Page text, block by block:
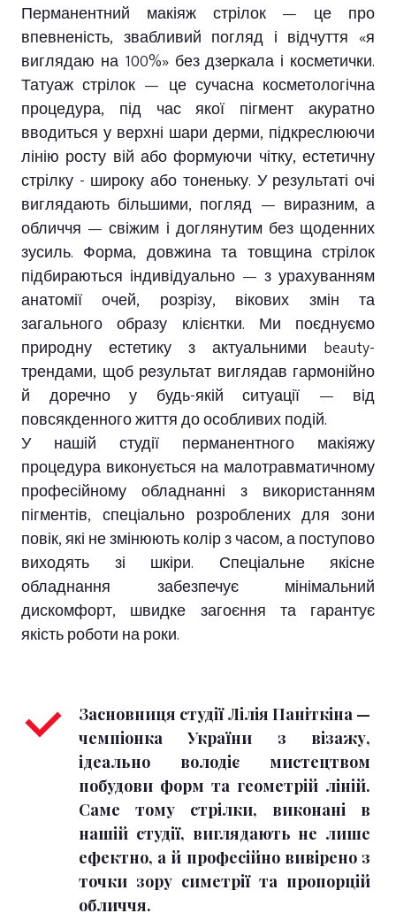
Перманентний макіяж стрілок — це про
впевненість, звабливий погляд і відчуття «я
виглядаю на 100%» без дзеркала і косметички.
Татуаж стрілок — це сучасна косметологічна
процедура, під час якої пігмент акуратно
вводиться у верхні шари дерми, підкреслюючи
лінію росту вій або формуючи чітку, естетичну
стрілку - широку або тоненьку. У результаті очі
виглядають більшими, погляд — виразним, а
обличчя — свіжим і доглянутим без щоденних
зусиль. Форма, довжина та товщина стрілок
підбираються індивідуально — з урахуванням
анатомії очей, розрізу, вікових змін та
загального образу клієнтки. Ми поєднуємо
природну естетику з актуальними beauty-
трендами, щоб результат виглядав гармонійно
й доречно у будь-якій ситуації — від
повсякденного життя до особливих подій.
У нашій студії перманентного макіяжу
процедура виконується на малотравматичному
професійному обладнанні з використанням
пігментів, спеціально розроблених для зони
повік, які не змінюють колір з часом, а поступово
виходять зі шкіри. Спеціальне якісне
обладнання забезпечує мінімальний
дискомфорт, швидке загоєння та гарантує
якість роботи на роки.
Засновниця студії Лілія Паніткіна —
чемпіонка України з візажу,
ідеально володіє мистецтвом
побудови форм та геометрій ліній.
Саме тому стрілки, виконані в
нашій студії, виглядають не лише
ефектно, а й професійно вивірено з
точки зору симетрії та пропорцій
обличчя.